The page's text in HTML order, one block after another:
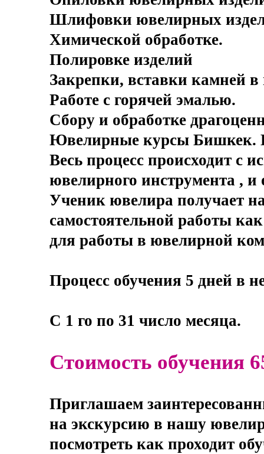
Шлифовки ювелирных
Химической обработке.
Полировке изделий
Закрепки, вставки камней
Работе с горячей эмалью.
Сбору и обработке
Ювелирные курсы Бишкек.
Весь процесс происходит с
ювелирного инструмента , и
Ученик ювелира получает
самостоятельной работы
для работы в ювелирной
Процесс обучения 5 дней в
С 1 го по 31 число месяца.
Стоимость обучения
Приглашаем
на экскурсию в нашу
посмотреть как проходит